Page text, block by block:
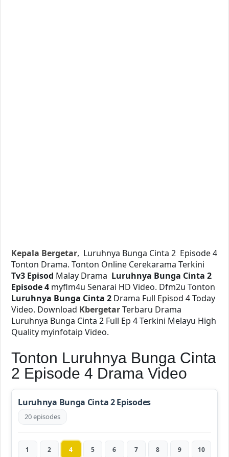
Kepala Bergetar, Luruhnya Bunga Cinta 2 Episode 4
Tonton Drama. Tonton Online Cerekarama Terkini
Tv3 Episod Malay Drama Luruhnya Bunga Cinta 2
Episode 4 myflm4u Senarai HD Video. Dfm2u Tonton
Luruhnya Bunga Cinta 2 Drama Full Episod 4 Today
Video. Download KbergetarTerbaru Drama
Luruhnya Bunga Cinta 2 Full Ep 4 Terkini Melayu High
Quality myinfotaip Video.
Tonton Luruhnya Bunga Cinta
2 Episode 4 Drama Video
Luruhnya Bunga Cinta 2 Episodes
20 episodes
1 2 4 5 6 7 8 9 10